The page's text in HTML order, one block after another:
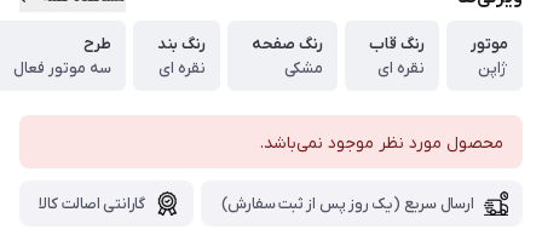
موتور
ژاپن
رنگ قاب
نقره ای
رنگ صفحه
مشکی
رنگ بند
نقره ای
طرح
سه موتور فعال
محصول مورد نظر موجود نمی‌باشد.
ارسال سریع (یک روز پس از ثبت سفارش) گارانتی اصالت کالا